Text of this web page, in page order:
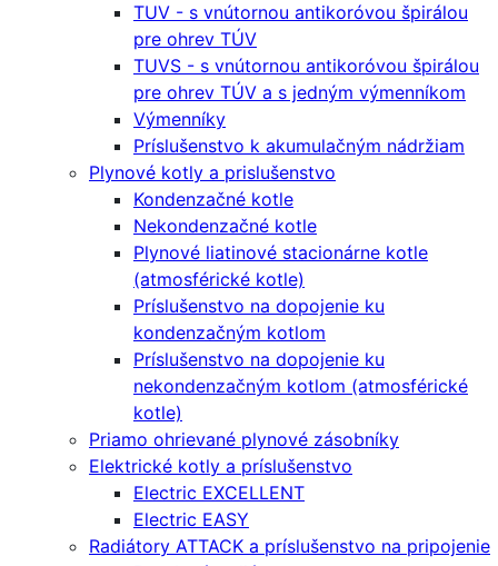
TUV - s vnútornou antikoróvou špirálou
pre ohrev TÚV
TUVS - s vnútornou antikoróvou špirálou
pre ohrev TÚV a s jedným výmenníkom
Výmenníky
Príslušenstvo k akumulačným nádržiam
Plynové kotly a prislušenstvo
Kondenzačné kotle
Nekondenzačné kotle
Plynové liatinové stacionárne kotle
(atmosférické kotle)
Príslušenstvo na dopojenie ku
kondenzačným kotlom
Príslušenstvo na dopojenie ku
nekondenzačným kotlom (atmosférické
kotle)
Priamo ohrievané plynové zásobníky
Elektrické kotly a príslušenstvo
Electric EXCELLENT
Electric EASY
Radiátory ATTACK a príslušenstvo na pripojenie